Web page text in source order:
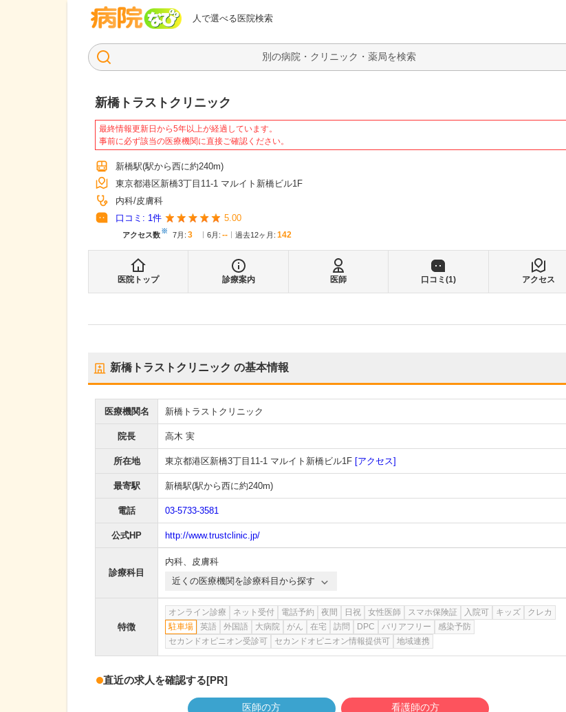
人で選べる医院検索
病院なび
検索
新橋トラストクリニック
最終情報更新日から5年以上が経過しています。
事前に必ず該当の医療機関に直接ご確認ください。
新橋駅(駅から西に約240m)
東京都港区新橋3丁目11-1 マルイト新橋ビル1F
内科 皮膚科
口コミ: 1件 5.00
アクセス数※ 7月 : 3 6月 : -- 過去12ヶ月: 142
医院トップ 診療案内 医師 口コミ(1) アクセス
新橋トラストクリニック の基本情報
医療機関名 新橋トラストクリニック
院長 高木 実
所在地 東京都港区新橋3丁目11-1 マルイト新橋ビル1F [アクセス]
最寄駅 新橋駅(駅から西に約240m)
電話 03-5733-3581
公式HP http://www.trustclinic.jp/
診療科目
内科、 皮膚科
近くの医療機関を診療科目から探す
特徴
オンライン診療 ネット受付 電話予約 夜間 日祝 女性医師 スマホ保険証 入院可 キッズ
クレカ
駐車場
英語 外国語 大病院 がん 在宅 訪問 DPC バリアフリー
感染予防
セカンドオピニオン受診可
セカンドオピニオン情報提供可 地域連携
直近の求人を確認する[PR]
医師の方 看護師の方